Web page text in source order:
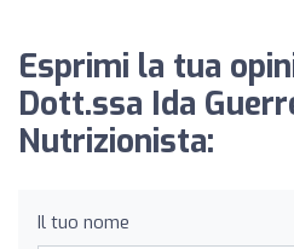
Esprimi la tua
Dott.ssa Ida
Nutrizionista:
Il tuo nome